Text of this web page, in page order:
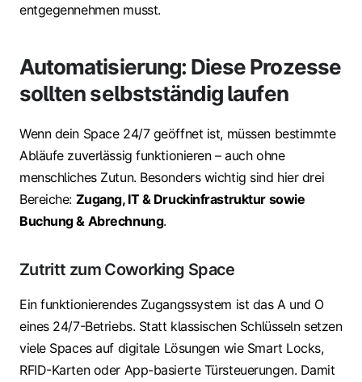
entgegennehmen musst.
Automatisierung: Diese Prozesse
sollten selbstständig laufen
Wenn dein Space 24/7 geöffnet ist, müssen bestimmte
Abläufe zuverlässig funktionieren – auch ohne
menschliches Zutun. Besonders wichtig sind hier drei
Bereiche: Zugang, IT & Druckinfrastruktur sowie
Buchung & Abrechnung.
Zutritt zum Coworking Space
Ein funktionierendes Zugangssystem ist das A und O
eines 24/7-Betriebs. Statt klassischen Schlüsseln setzen
viele Spaces auf digitale Lösungen wie Smart Locks,
RFID-Karten oder App-basierte Türsteuerungen. Damit